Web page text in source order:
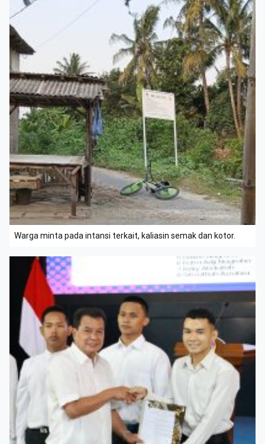
Warga minta pada intansi terkait, kaliasin semak dan kotor.